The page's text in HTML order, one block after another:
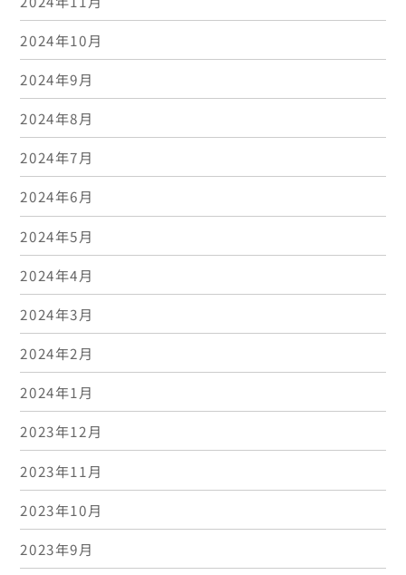
2024年10月
2024年9月
2024年8月
2024年7月
2024年6月
2024年5月
2024年4月
2024年3月
2024年2月
2024年1月
2023年12月
2023年11月
2023年10月
2023年9月